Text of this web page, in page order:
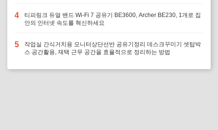
4
티피링크 듀얼 밴드 Wi-Fi 7 공유기 BE3600, Archer BE230, 1개로 집
안의 인터넷 속도를 혁신하세요
5
작업실 간식거치용 모니터상단선반 공유기정리 데스크꾸미기 셋탑박
스 공간활용, 재택 근무 공간을 효율적으로 정리하는 방법